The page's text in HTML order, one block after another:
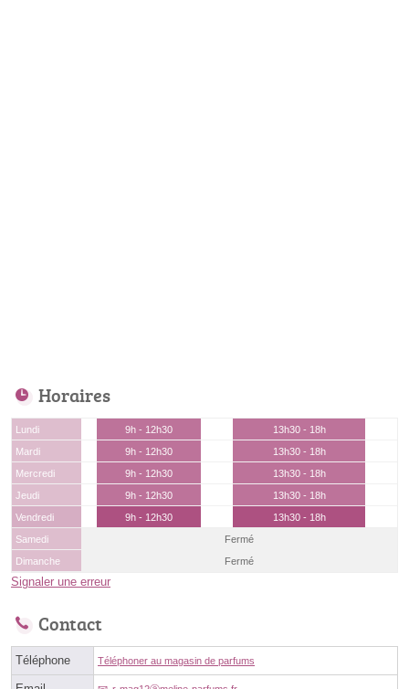
Horaires
Lundi 9h - 12h30
13h30 - 18h
Mardi
9h - 12h30
13h30 - 18h
Mercredi
9h - 12h30
13h30 - 18h
Jeudi
9h - 12h30
13h30 - 18h
Vendredi
9h - 12h30
13h30 - 18h
Samedi
Fermé
Dimanche
Fermé
Signaler une erreur
Contact
Téléphone Téléphoner au magasin de parfums